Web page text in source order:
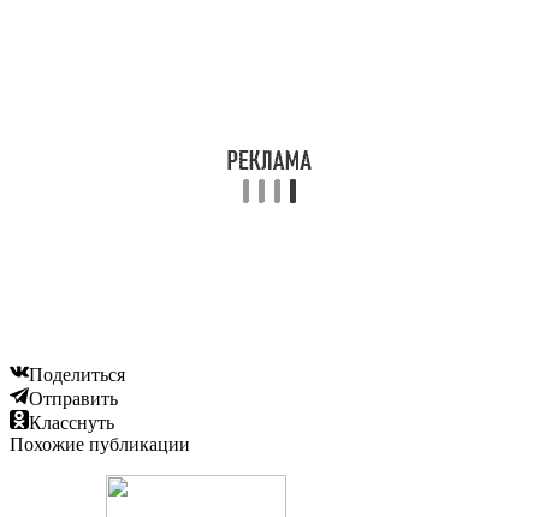
Поделиться
Отправить
Класснуть
Похожие публикации